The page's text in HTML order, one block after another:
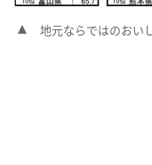
地元ならではのおい